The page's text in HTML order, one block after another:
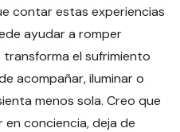
contar estas experiencias
ayudar a romper
transforma el sufrimiento
acompañar, iluminar o
menos sola. Creo que
conciencia, deja de